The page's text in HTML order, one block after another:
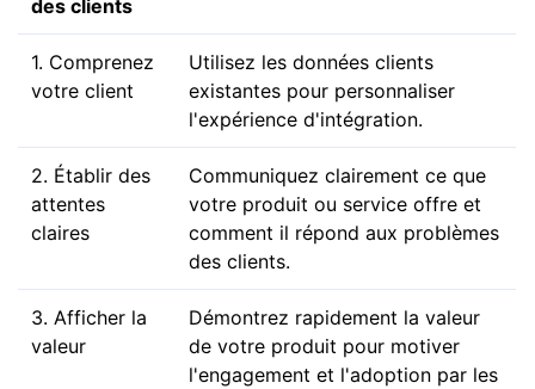
des clients
1. Comprenez
votre client
Utilisez les données clients
existantes pour personnaliser
l'expérience d'intégration.
2. Établir des
attentes
claires
Communiquez clairement ce que
votre produit ou service offre et
comment il répond aux problèmes
des clients.
3. Afficher la
valeur
Démontrez rapidement la valeur
de votre produit pour motiver
l'engagement et l'adoption par les